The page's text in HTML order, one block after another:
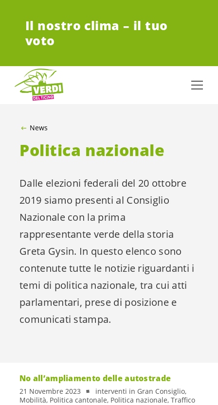
Il nostro clima – il tuo
voto
News
Politica nazionale
Dalle elezioni federali del 20 ottobre
2019 siamo presenti al Consiglio
Nazionale con la prima
rappresentante verde della storia
Greta Gysin. In questo elenco sono
contenute tutte le notizie riguardanti i
temi di politica nazionale, tra cui atti
parlamentari, prese di posizione e
comunicati stampa.
No all’ampliamento delle autostrade
21 Novembre 2023
interventi in Gran Consiglio,
Mobilità, Politica cantonale, Politica nazionale, Traffico